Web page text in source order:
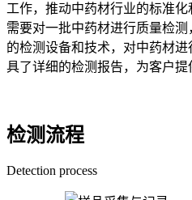
工作，推动中药材行业的标准
需要对一批中药材进行质量检
的检测设备和技术，对中药材
具了详细的检测报告，为客户提
检测流程
Detection process